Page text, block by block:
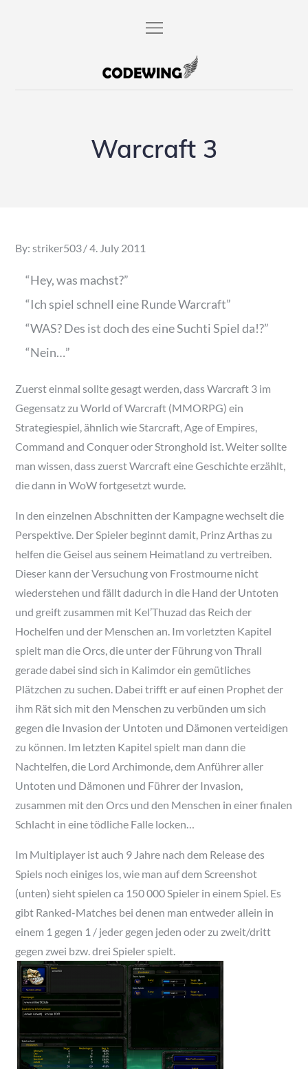
codewing.de
Warcraft 3
By:striker503 Posted
4. July 2011
“Hey, was machst?”
“Ich spiel schnell eine Runde Warcraft”
“WAS? Des ist doch des eine Suchti Spiel da!?”
“Nein…”
Zuerst einmal sollte gesagt werden, dass Warcraft 3 im
Gegensatz zu World of Warcraft (MMORPG) ein
Strategiespiel, ähnlich wie Starcraft, Age of Empires,
Command and Conquer oder Stronghold ist. Weiter sollte
man wissen, dass zuerst Warcraft eine Geschichte erzählt,
die dann in WoW fortgesetzt wurde.
In den einzelnen Abschnitten der Kampagne wechselt die
Perspektive. Der Spieler beginnt damit, Prinz Arthas zu
helfen die Geisel aus seinem Heimatland zu vertreiben.
Dieser kann der Versuchung von Frostmourne nicht
wiederstehen und fällt dadurch in die Hand der Untoten
und greift zusammen mit Kel’Thuzad das Reich der
Hochelfen und der Menschen an. Im vorletzten Kapitel
spielt man die Orcs, die unter der Führung von Thrall
gerade dabei sind sich in Kalimdor ein gemütliches
Plätzchen zu suchen. Dabei trifft er auf einen Prophet der
ihm Rät sich mit den Menschen zu verbünden um sich
gegen die Invasion der Untoten und Dämonen verteidigen
zu können. Im letzten Kapitel spielt man dann die
Nachtelfen, die Lord Archimonde, dem Anführer aller
Untoten und Dämonen und Führer der Invasion,
zusammen mit den Orcs und den Menschen in einer finalen
Schlacht in eine tödliche Falle locken…
Im Multiplayer ist auch 9 Jahre nach dem Release des
Spiels noch einiges los, wie man auf dem Screenshot
(unten) sieht spielen ca 150 000 Spieler in einem Spiel. Es
gibt Ranked-Matches bei denen man entweder allein in
einem 1 gegen 1 / jeder gegen jeden oder zu zweit/dritt
gegen zwei bzw. drei Spieler spielt.